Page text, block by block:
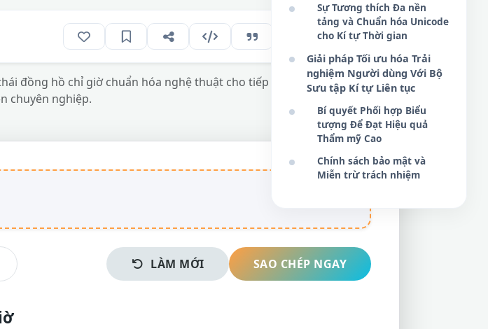
242
đồng hồ chỉ giờ chuẩn hóa nghệ thuật cho tiếp thị số, thiết kế và trang
chuyên nghiệp.
LÀM MỚI SAO CHÉP NGAY
Sự Tương thích Đa nền
tảng và Chuẩn hóa Unicode
cho Kí tự Thời gian
Giải pháp Tối ưu hóa Trải
nghiệm Người dùng Với Bộ
Sưu tập Kí tự Liên tục
Bí quyết Phối hợp Biểu
tượng Để Đạt Hiệu quả
Thẩm mỹ Cao
Chính sách bảo mật và
Miễn trừ trách nhiệm